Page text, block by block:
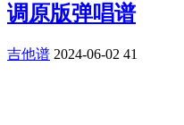
调原版弹唱谱
吉他谱 2024-06-02 41